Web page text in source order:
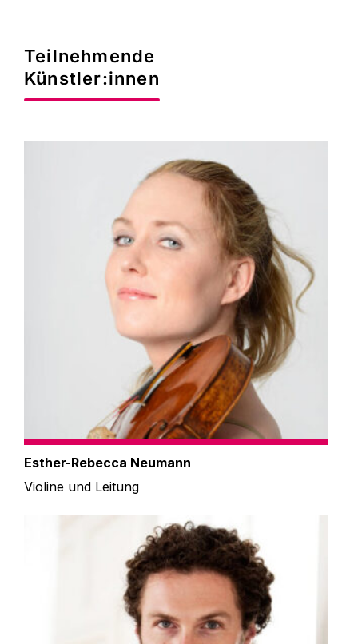
Teilnehmende
Künstler:innen
Esther-Rebecca Neumann
Violine und Leitung